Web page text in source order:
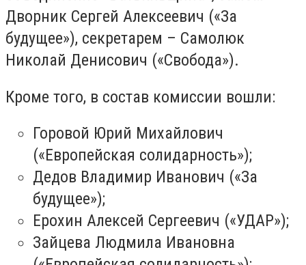
Дворник Сергей Алексеевич («За
будущее»), секретарем – Самолюк
Николай Денисович («Свобода»).
Кроме того, в состав комиссии вошли:
Горовой Юрий Михайлович
(«Европейская солидарность»);
Дедов Владимир Иванович («За
будущее»);
Ерохин Алексей Сергеевич («УДАР»);
Зайцева Людмила Ивановна